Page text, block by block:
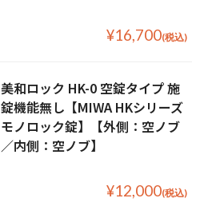
¥16,700(税込)
美和ロック HK-0 空錠タイプ 施
錠機能無し【MIWA HKシリーズ
モノロック錠】【外側：空ノブ
／内側：空ノブ】
¥12,000(税込)